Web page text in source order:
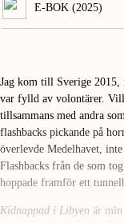
E-BOK (2025)
Jag kom till Sverige 2015,
var fylld av volontärer.
tillsammans med andra
flashbacks pickande på
överlevde Medelhavet,
Flashbacks från de som
hoppade framför ett
Kidnappad i Libyen är min